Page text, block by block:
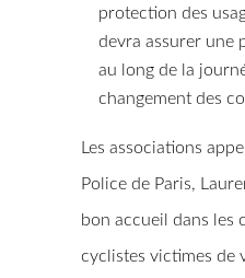
protection des
devra assurer une
au long de la
changement des
Les associations
Police de Paris,
bon accueil dans les
cyclistes victimes de